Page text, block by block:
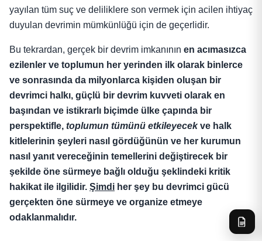
yayılan tüm suç ve deliliklere son vermek için acilen ihtiyaç
duyulan devrimin mümkünlüğü için de geçerlidir.
Bu tekrardan, gerçek bir devrim imkanının en acımasızca
ezilenler ve toplumun her yerinden ilk olarak binlerce
ve sonrasında da milyonlarca kişiden oluşan bir
devrimci halkı, güçlü bir devrim kuvveti olarak en
başından ve istikrarlı biçimde ülke çapında bir
perspektifle, toplumun tümünü etkileyecekve halk
kitlelerinin şeyleri nasıl gördüğünün ve her kurumun
nasıl yanıt vereceğinin temellerini değiştirecek bir
şekilde öne sürmeye bağlı olduğu şeklindeki kritik
hakikat ile ilgilidir. Şimdi her şey bu devrimci gücü
gerçekten öne sürmeye ve organize etmeye
odaklanmalıdır.